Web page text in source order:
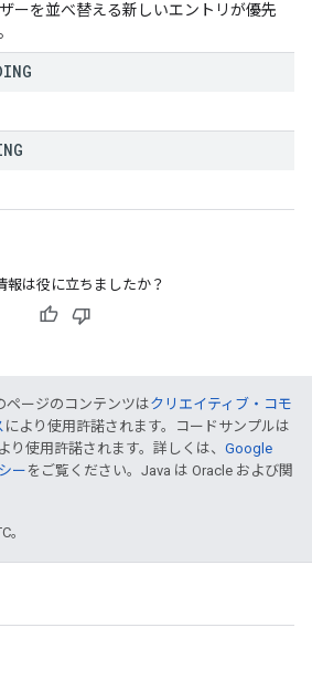
ーを並べ替える新しいエントリが優先
報は役に立ちましたか？
ページのコンテンツはクリエイティブ・コモ
により使用許諾されます。コードサンプルは
り使用許諾されます。詳しくは、 Google
ー をご覧ください。Java は Oracle および関
。